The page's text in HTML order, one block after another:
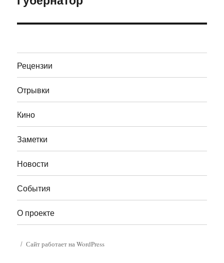
Рецензии
Отрывки
Кино
Заметки
Новости
События
О проекте
Сайт работает на WordPress